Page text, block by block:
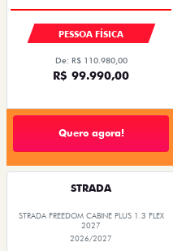
PESSOA FÍSICA
De: R$ 110.980,00
R$ 99.990,00
Quero agora!
STRADA
STRADA FREEDOM CABINE PLUS 1.3 FLEX
2027
2026/2027